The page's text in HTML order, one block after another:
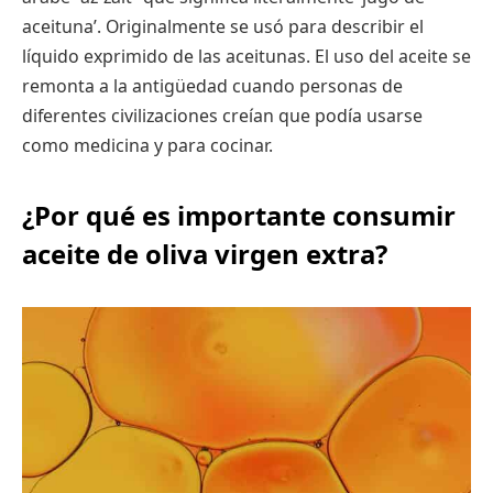
aceituna’. Originalmente se usó para describir el
líquido exprimido de las aceitunas. El uso del aceite se
remonta a la antigüedad cuando personas de
diferentes civilizaciones creían que podía usarse
como medicina y para cocinar.
¿Por qué es importante consumir
aceite de oliva virgen extra?